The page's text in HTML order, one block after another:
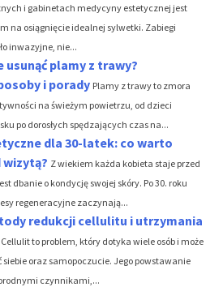
i gabinetach medycyny estetycznej jest
na osiągnięcie idealnej sylwetki. Zabiegi
inwazyjne, nie...
plamy z trawy?
i porady Plamy z trawy to zmora
na świeżym powietrzu, od dzieci
po dorosłych spędzających czas na...
dla 30-latek: co warto
wizytą? Z wiekiem każda kobieta staje przed
dbanie o kondycję swojej skóry. Po 30. roku
regeneracyjne zaczynają...
redukcji cellulitu i utrzymania
Cellulit to problem, który dotyka wiele osób i może
siebie oraz samopoczucie. Jego powstawanie
czynnikami,...